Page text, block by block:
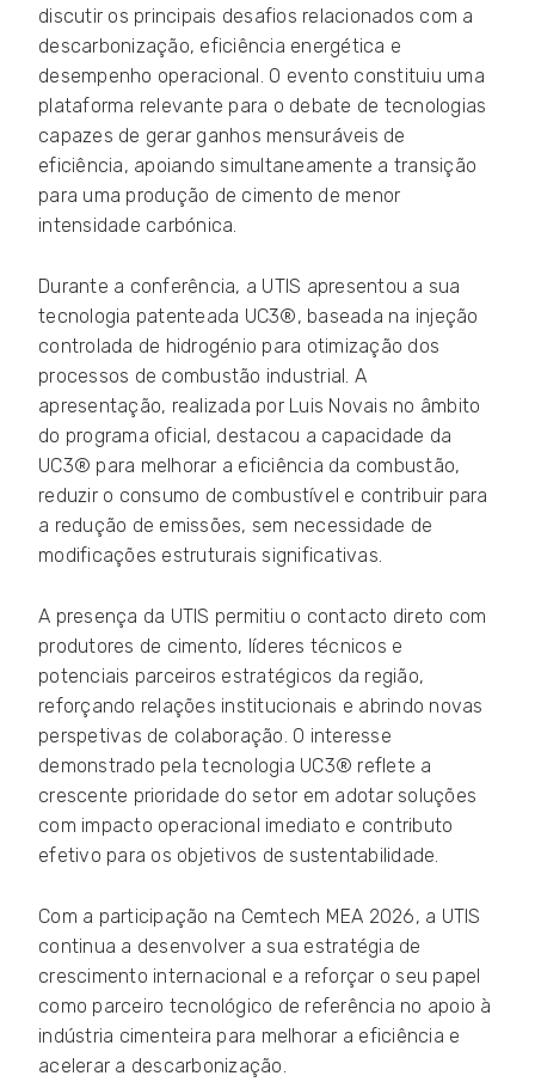
discutir os principais desafios relacionados com a
descarbonização, eficiência energética e
desempenho operacional. O evento constituiu uma
plataforma relevante para o debate de tecnologias
capazes de gerar ganhos mensuráveis de
eficiência, apoiando simultaneamente a transição
para uma produção de cimento de menor
intensidade carbónica.
Durante a conferência, a UTIS apresentou a sua
tecnologia patenteada UC3®, baseada na injeção
controlada de hidrogénio para otimização dos
processos de combustão industrial. A
apresentação, realizada por Luis Novais no âmbito
do programa oficial, destacou a capacidade da
UC3® para melhorar a eficiência da combustão,
reduzir o consumo de combustível e contribuir para
a redução de emissões, sem necessidade de
modificações estruturais significativas.
A presença da UTIS permitiu o contacto direto com
produtores de cimento, líderes técnicos e
potenciais parceiros estratégicos da região,
reforçando relações institucionais e abrindo novas
perspetivas de colaboração. O interesse
demonstrado pela tecnologia UC3® reflete a
crescente prioridade do setor em adotar soluções
com impacto operacional imediato e contributo
efetivo para os objetivos de sustentabilidade.
Com a participação na Cemtech MEA 2026, a UTIS
continua a desenvolver a sua estratégia de
crescimento internacional e a reforçar o seu papel
como parceiro tecnológico de referência no apoio à
indústria cimenteira para melhorar a eficiência e
acelerar a descarbonização.